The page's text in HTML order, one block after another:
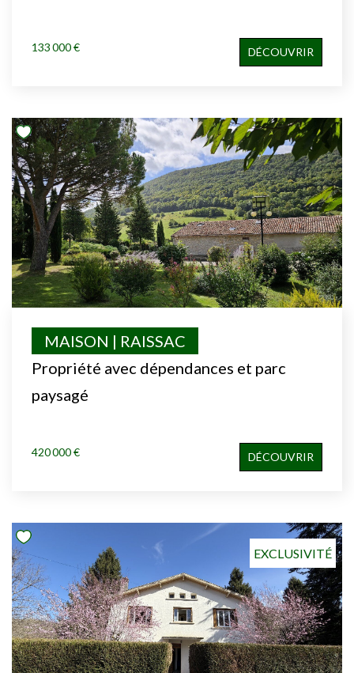
133 000 € DÉCOUVRIR
Propriété avec dépendances et parc
paysagé
MAISON | RAISSAC
420 000 € DÉCOUVRIR
EXCLUSIVITÉ